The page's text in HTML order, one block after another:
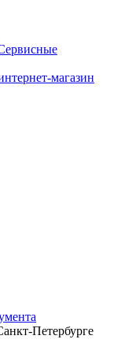
магазин
Петербурге